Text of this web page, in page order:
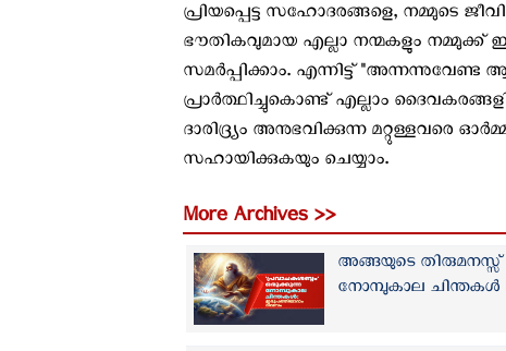
പ്രിയപ്പെട്ട സഹോദരങ്ങളെ, നമ്മുടെ
ഭൗതികവുമായ എല്ലാ നന്മകളും
സമർപ്പിക്കാം. എന്നിട്ട്
പ്രാർത്ഥിച്ചുകൊണ്ട് എല്ലാം
ദാരിദ്ര്യം അനുഭവിക്കുന്ന മറ്റുള്ളവരെ
സഹായിക്കുകയും ചെയ്യാം.
More Archives >>
അങ്ങയുടെ തിരുമനസ്സ്
നോമ്പുകാല ചിന്തകൾ